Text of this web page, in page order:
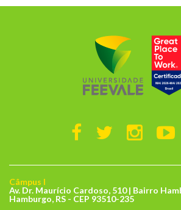
Câmpus I
Av. Dr. Maurício Cardoso, 510 | Bairro
Hamburgo, RS - CEP 93510-235